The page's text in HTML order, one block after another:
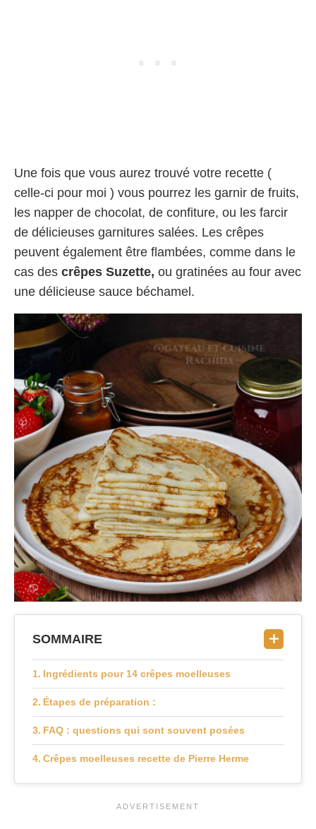
Une fois que vous aurez trouvé votre recette (
celle-ci pour moi ) vous pourrez les garnir de fruits,
les napper de chocolat, de confiture, ou les farcir
de délicieuses garnitures salées. Les crêpes
peuvent également être flambées, comme dans le
cas des crêpes Suzette, ou gratinées au four avec
une délicieuse sauce béchamel.
SOMMAIRE
Ingrédients pour 14 crêpes moelleuses
Étapes de préparation :
FAQ : questions qui sont souvent posées
Crêpes moelleuses recette de Pierre Herme